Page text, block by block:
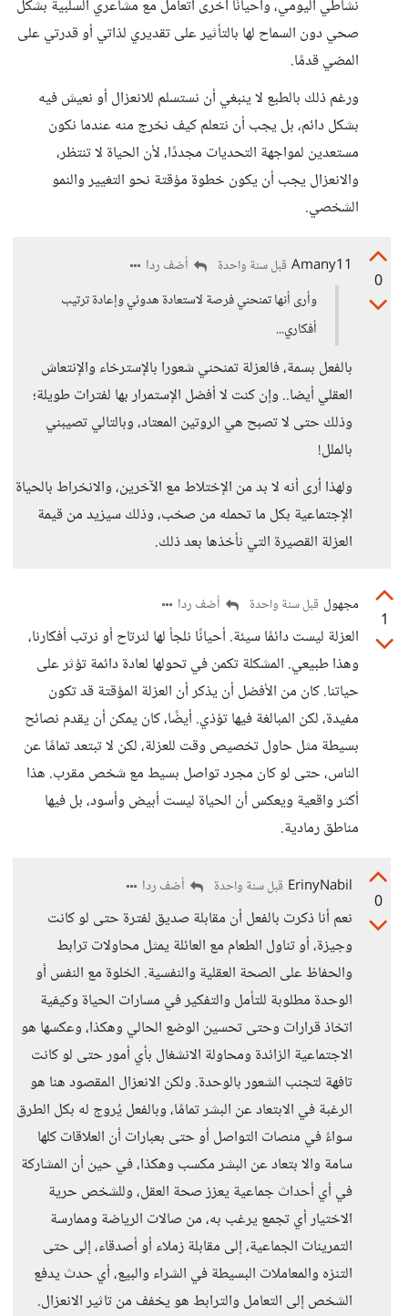
نشاطي اليومي، وأحيانًا أخرى أتعامل مع مشاعري السلبية بشكل
صحي دون السماح لها بالتأثير على تقديري لذاتي أو قدرتي على
المضي قدمًا.
ورغم ذلك بالطبع لا ينبغي أن نستسلم للانعزال أو نعيش فيه
بشكل دائم، بل يجب أن نتعلم كيف نخرج منه عندما نكون
مستعدين لمواجهة التحديات مجددًا، لأن الحياة لا تنتظر،
والانعزال يجب أن يكون خطوة مؤقتة نحو التغيير والنمو
الشخصي.
0
Amany11 قبل سنة واحدة
أضف ردا
وأرى أنها تمنحني فرصة لاستعادة هدوئي وإعادة ترتيب
أفكاري...
بالفعل بسمة، فالعزلة تمنحني شعورا بالإسترخاء والإنتعاش
العقلي أيضا.. وإن كنت لا أفضل الإستمرار بها لفترات طويلة؛
وذلك حتى لا تصبح هي الروتين المعتاد، وبالتالي تصيبني
بالملل!
ولهذا أرى أنه لا بد من الإختلاط مع الآخرين، والانخراط بالحياة
الإجتماعية بكل ما تحمله من صخب، وذلك سيزيد من قيمة
العزلة القصيرة التي نأخذها بعد ذلك.
1
مجهول قبل سنة واحدة أضف ردا
العزلة ليست دائمًا سيئة. أحيانًا نلجأ لها لنرتاح أو نرتب أفكارنا،
وهذا طبيعي. المشكلة تكمن في تحولها لعادة دائمة تؤثر على
حياتنا. كان من الأفضل أن يذكر أن العزلة المؤقتة قد تكون
مفيدة، لكن المبالغة فيها تؤذي. أيضًا، كان يمكن أن يقدم نصائح
بسيطة مثل حاول تخصيص وقت للعزلة، لكن لا تبتعد تمامًا عن
الناس، حتى لو كان مجرد تواصل بسيط مع شخص مقرب. هذا
أكثر واقعية ويعكس أن الحياة ليست أبيض وأسود، بل فيها
مناطق رمادية.
0
ErinyNabil قبل سنة واحدة أضف ردا
نعم أنا ذكرت بالفعل أن مقابلة صديق لفترة حتى لو كانت
وجيزة، أو تناول الطعام مع العائلة يمثل محاولات ترابط
والحفاظ على الصحة العقلية والنفسية. الخلوة مع النفس أو
الوحدة مطلوبة للتأمل والتفكير في مسارات الحياة وكيفية
اتخاذ قرارات وحتى تحسين الوضع الحالي وهكذا، وعكسها هو
الاجتماعية الزائدة ومحاولة الانشغال بأي أمور حتى لو كانت
تافهة لتجنب الشعور بالوحدة. ولكن الانعزال المقصود هنا هو
الرغبة في الابتعاد عن البشر تمامًا، وبالفعل يُروج له بكل الطرق
سواءً في منصات التواصل أو حتى بعبارات أن العلاقات كلها
سامة والا بتعاد عن البشر مكسب وهكذا، في حين أن المشاركة
في أي أحداث جماعية يعزز صحة العقل، وللشخص حرية
الاختيار أي تجمع يرغب به، من صالات الرياضة وممارسة
التمرينات الجماعية، إلى مقابلة زملاء أو أصدقاء، إلى حتى
التنزه والمعاملات البسيطة في الشراء والبيع، أي حدث يدفع
الشخص إلى التعامل والترابط هو يخفف من تاثير الانعزال.